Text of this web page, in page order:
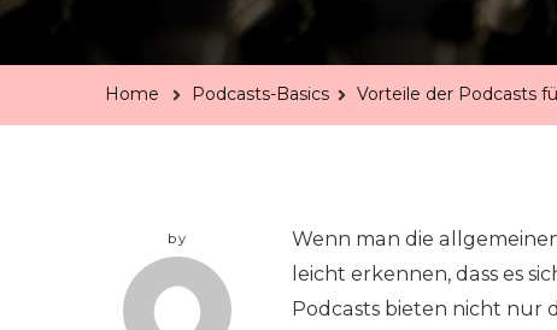
Home Podcasts-Basics Vorteile der Podcasts
by
Wenn man die
leicht erkennen, dass es
Podcasts bieten nicht nur